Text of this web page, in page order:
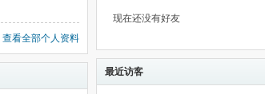
查看全部个人资料
现在还没有好友
最近访客